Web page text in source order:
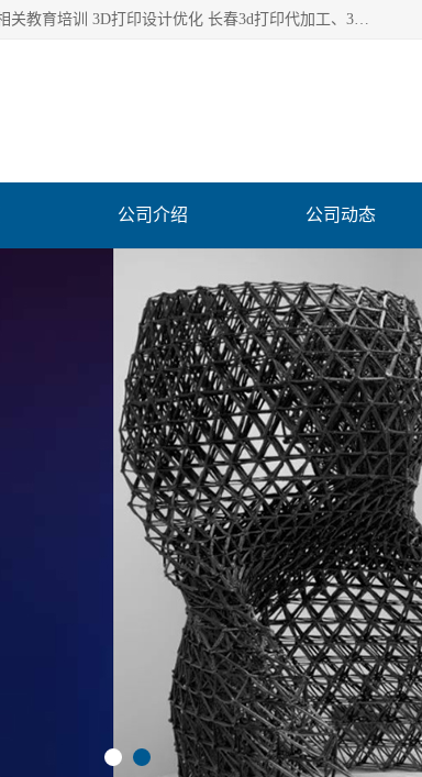
长春市东师青鸟科技有限公司从事3D打印代加工 3D打印设计服务 3D打印相关教育培训 3D打印设计优化 长春3d打印代加工、3D打印代加工及设计服务、3D打印相关教育培训、专利代理及优化、3D打印上下游技术服务，深耕工业设计、机械设计、3D打印多年年，拥有多项技术，辅助数十位客户完成自己的发明及实用新型专利。
公司介绍 公司动态